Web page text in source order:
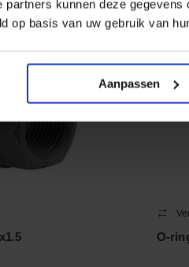
kunnen deze
op basis van uw gebruik van
Aanpassen
O-